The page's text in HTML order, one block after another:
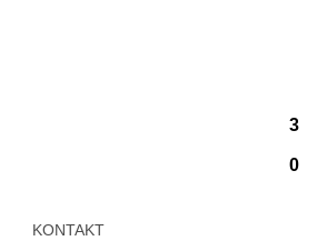
3
0
KONTAKT